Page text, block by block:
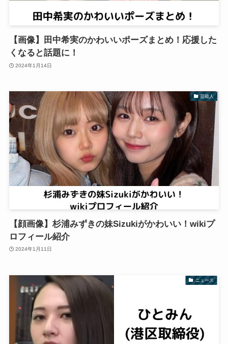
【画像】田中希実のかわいいポーズまとめ！応援した
くなると話題に！
2024年1月14日
芸能人
【顔画像】杉浦みずきの妹Sizukiがかわいい！wikiプ
ロフィール紹介
2024年1月11日
ニュース